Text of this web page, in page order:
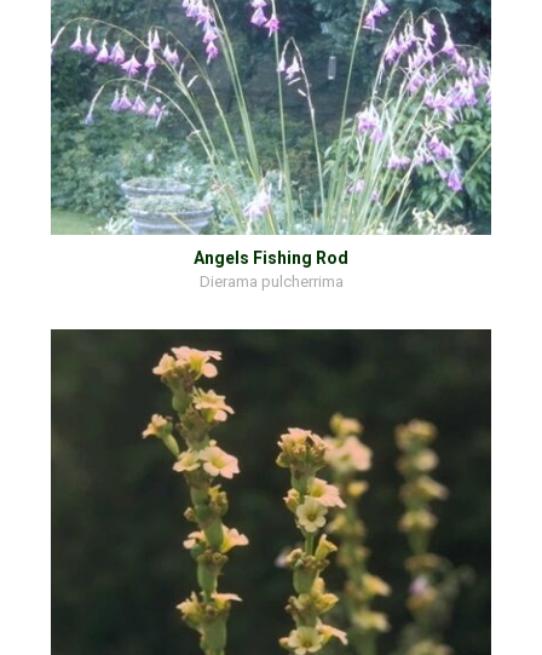
Angels Fishing Rod
Dierama pulcherrima